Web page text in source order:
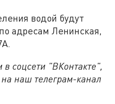
водой будут
адресам Ленинская,
соцсети "ВКонтакте",
наш телеграм-канал